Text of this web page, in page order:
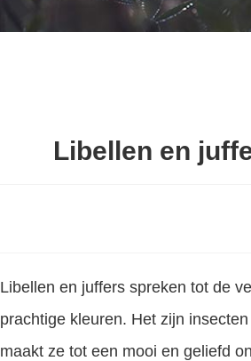
Libellen en
Libellen en juffers spreken tot de
prachtige kleuren. Het zijn
maakt ze tot een mooi en geliefd